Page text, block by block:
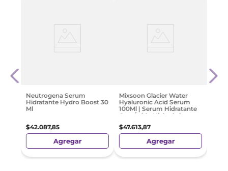
Neutrogena Serum
Hidratante Hydro Boost 30
Ml
$42.087,85
Agregar
Mixsoon Glacier Water
Hyaluronic Acid Serum
100Ml | Serum Hidratante
Con Ácido Hialurónico
$47.613,87
Agregar
De